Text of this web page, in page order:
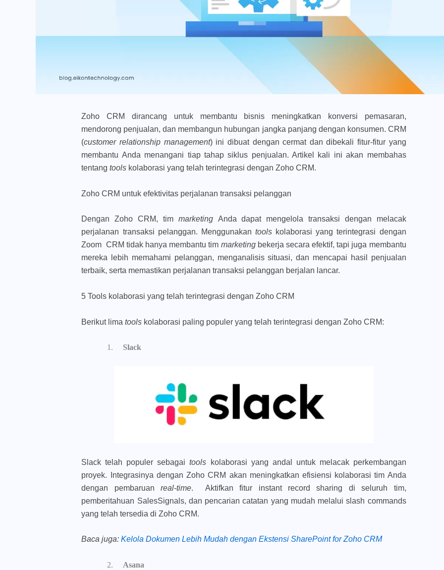
Zoho CRM dirancang untuk membantu bisnis meningkatkan konversi pemasaran,
mendorong penjualan, dan membangun hubungan jangka panjang dengan konsumen. CRM
(customer relationship management) ini dibuat dengan cermat dan dibekali fitur-fitur yang
membantu Anda menangani tiap tahap siklus penjualan. Artikel kali ini akan membahas
tentangtools kolaborasi yang telah terintegrasi dengan Zoho CRM.
Zoho CRM untuk efektivitas perjalanan transaksi pelanggan
Dengan Zoho CRM, tim marketing Anda dapat mengelola transaksi dengan melacak
perjalanan transaksi pelanggan. Menggunakan tools kolaborasi yang terintegrasi dengan
Zoom CRM tidak hanya membantu tim marketing bekerja secara efektif, tapi juga membantu
mereka lebih memahami pelanggan, menganalisis situasi, dan mencapai hasil penjualan
terbaik, serta memastikan perjalanan transaksi pelanggan berjalan lancar.
5 Tools kolaborasi yang telah terintegrasi dengan Zoho CRM
Berikut limatools kolaborasi paling populer yang telah terintegrasi dengan Zoho CRM:
Slack
Slack telah populer sebagaitools
kolaborasi yang andal untuk melacak perkembangan
proyek. Integrasinya dengan Zoho CRM akan meningkatkan efisiensi kolaborasi tim Anda
dengan pembaruanreal-time. Aktifkan fitur instant record sharing di seluruh tim,
pemberitahuan SalesSignals, dan pencarian catatan yang mudah melaluislash commands
yang telah tersedia di Zoho CRM.
Baca juga: Kelola Dokumen Lebih Mudah dengan Ekstensi SharePoint for Zoho CRM
Asana